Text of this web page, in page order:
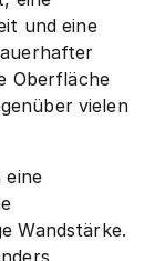
und eine
Oberfläche
vielen
eine
Wandstärke.